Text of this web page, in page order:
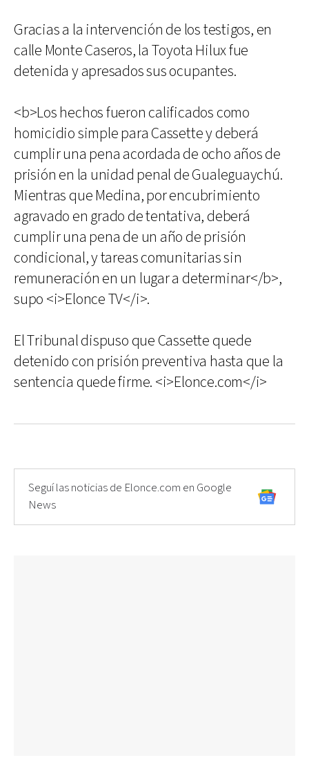
Gracias a la intervención de los testigos, en
calle Monte Caseros, la Toyota Hilux fue
detenida y apresados sus ocupantes.
<b>Los hechos fueron calificados como
homicidio simple para Cassette y deberá
cumplir una pena acordada de ocho años de
prisión en la unidad penal de Gualeguaychú.
Mientras que Medina, por encubrimiento
agravado en grado de tentativa, deberá
cumplir una pena de un año de prisión
condicional, y tareas comunitarias sin
remuneración en un lugar a determinar</b>,
supo <i>Elonce TV</i>.
El Tribunal dispuso que Cassette quede
detenido con prisión preventiva hasta que la
sentencia quede firme. <i>Elonce.com</i>
Seguí las noticias de Elonce.com en Google
News